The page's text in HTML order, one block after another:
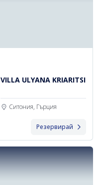
VILLA ULYANA KRIARITSI
Ситония, Гърция
Резервирай